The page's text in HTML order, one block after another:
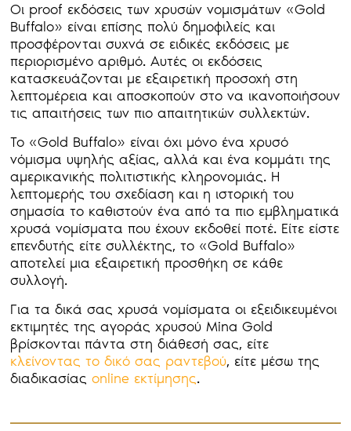
Οι proof εκδόσεις των χρυσών νομισμάτων «Gold
Buffalo» είναι επίσης πολύ δημοφιλείς και
προσφέρονται συχνά σε ειδικές εκδόσεις με
περιορισμένο αριθμό. Αυτές οι εκδόσεις
κατασκευάζονται με εξαιρετική προσοχή στη
λεπτομέρεια και αποσκοπούν στο να ικανοποιήσουν
τις απαιτήσεις των πιο απαιτητικών συλλεκτών.
Το «Gold Buffalo» είναι όχι μόνο ένα χρυσό
νόμισμα υψηλής αξίας, αλλά και ένα κομμάτι της
αμερικανικής πολιτιστικής κληρονομιάς. Η
λεπτομερής του σχεδίαση και η ιστορική του
σημασία το καθιστούν ένα από τα πιο εμβληματικά
χρυσά νομίσματα που έχουν εκδοθεί ποτέ. Είτε είστε
επενδυτής είτε συλλέκτης, το «Gold Buffalo»
αποτελεί μια εξαιρετική προσθήκη σε κάθε
συλλογή.
Για τα δικά σας χρυσά νομίσματα οι εξειδικευμένοι
εκτιμητές της αγοράς χρυσού Mina Gold
βρίσκονται πάντα στη διάθεσή σας, είτε
κλείνοντας το δικό σας ραντεβού, είτε μέσω της
διαδικασίαςonline εκτίμησης.